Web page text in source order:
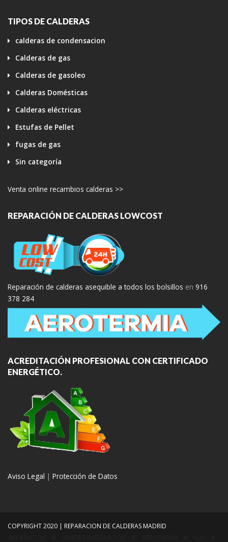
TIPOS DE CALDERAS
calderas de condensacion
Calderas de gas
Calderas de gasoleo
Calderas Domésticas
Calderas eléctricas
Estufas de Pellet
fugas de gas
Sin categoría
Venta online recambios calderas >>
REPARACIÓN DE CALDERAS LOWCOST
Reparación de calderas asequible a todos los bolsillos en 916
378 284
ACREDITACIÓN PROFESIONAL CON CERTIFICADO
ENERGÉTICO.
Aviso Legal | Protección de Datos
COPYRIGHT 2020 | REPARACION DE CALDERAS MADRID